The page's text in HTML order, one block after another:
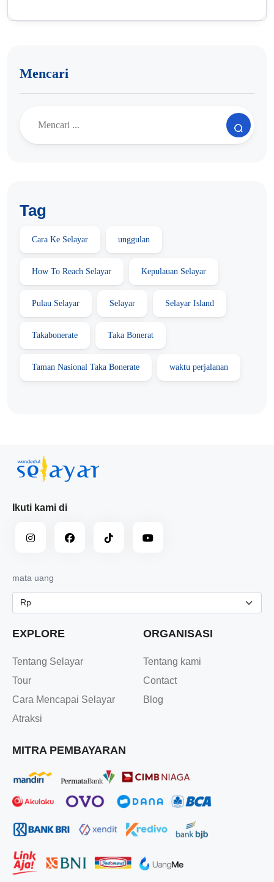
Mencari
Tag
Cara Ke Selayar unggulan
How To Reach Selayar Kepulauan Selayar
Pulau Selayar Selayar Selayar Island
Takabonerate Taka Bonerat
Taman Nasional Taka Bonerate waktu perjalanan
Ikuti kami di
mata uang
EXPLORE
Tentang Selayar
Tour
Cara Mencapai Selayar
Atraksi
ORGANISASI
Tentang kami
Contact
Blog
MITRA PEMBAYARAN